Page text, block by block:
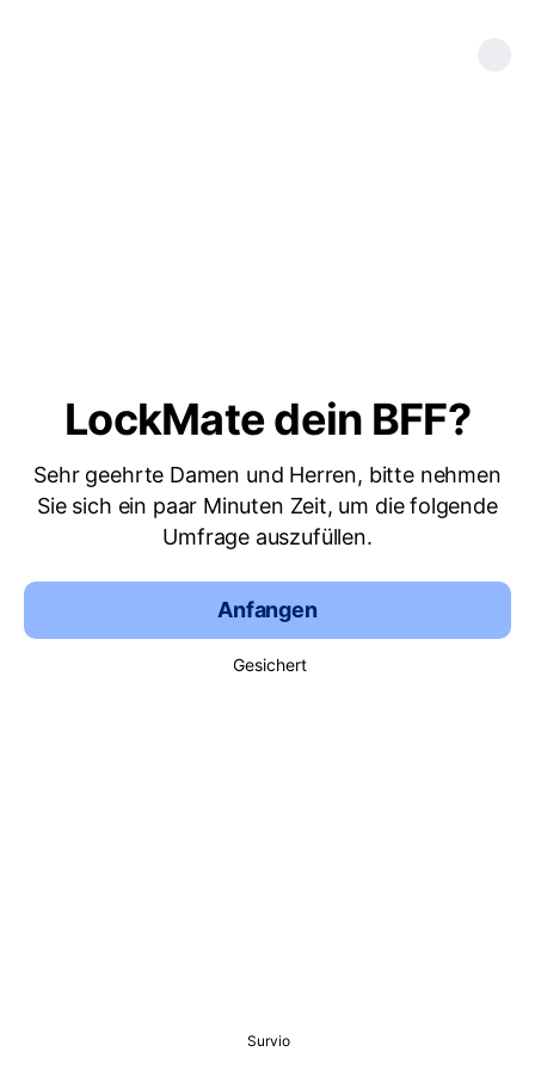
LockMate dein BFF?
Sehr geehrte Damen und Herren, bitte nehmen
Sie sich ein paar Minuten Zeit, um die folgende
Umfrage auszufüllen.
Anfangen
Gesichert
Survio